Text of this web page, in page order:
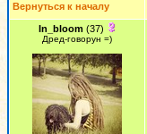
Вернуться к началу
In_bloom(37)
Дред-говорун =)